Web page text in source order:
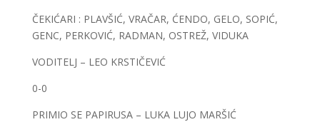
ČEKIĆARI : PLAVŠIĆ, VRAČAR, ĆENDO, GELO, SOPIĆ,
GENC, PERKOVIĆ, RADMAN, OSTREŽ, VIDUKA
VODITELJ – LEO KRSTIČEVIĆ
0-0
PRIMIO SE PAPIRUSA – LUKA LUJO MARŠIĆ